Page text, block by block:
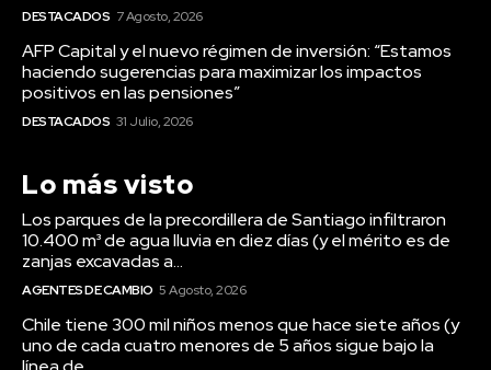
DESTACADOS 7 Agosto, 2026
AFP Capital y el nuevo régimen de inversión: “Estamos
haciendo sugerencias para maximizar los impactos
positivos en las pensiones”
DESTACADOS 31 Julio, 2026
Lo más visto
Los parques de la precordillera de Santiago infiltraron
10.400 m³ de agua lluvia en diez días (y el mérito es de
zanjas excavadas a...
AGENTES DE CAMBIO 5 Agosto, 2026
Chile tiene 300 mil niños menos que hace siete años (y
uno de cada cuatro menores de 5 años sigue bajo la